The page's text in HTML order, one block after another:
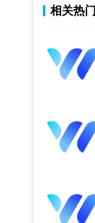
相关热门